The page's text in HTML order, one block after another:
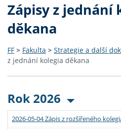
Zápisy z jednání
děkana
FF > Fakulta > Strategie a další
z jednání kolegia děkana
Rok 2026
2026-05-04 Zápis z rozšířeného